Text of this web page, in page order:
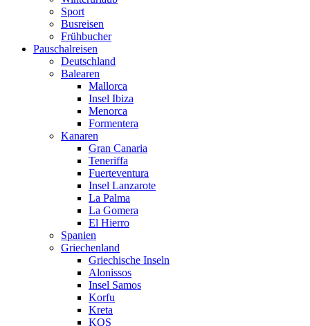
Sport
Busreisen
Frühbucher
Pauschalreisen
Deutschland
Balearen
Mallorca
Insel Ibiza
Menorca
Formentera
Kanaren
Gran Canaria
Teneriffa
Fuerteventura
Insel Lanzarote
La Palma
La Gomera
El Hierro
Spanien
Griechenland
Griechische Inseln
Alonissos
Insel Samos
Korfu
Kreta
KOS